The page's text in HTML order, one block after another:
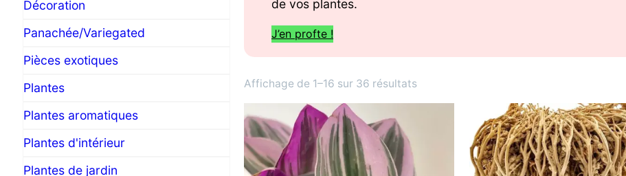
Décoration
Panachée/Variegated
Pièces exotiques
Plantes
Plantes aromatiques
Plantes d'intérieur
Plantes de jardin
de vos plantes.
J’en profte !
Affichage de 1–16 sur 36 résultatsTrié